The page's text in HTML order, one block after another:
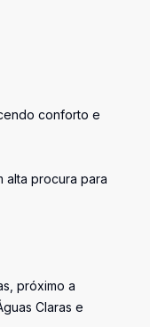
conforto e
alta procura para
próximo a
Claras e